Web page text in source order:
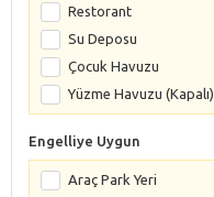
Restorant
Su Deposu
Çocuk Havuzu
Yüzme Havuzu (Kapalı)
Engelliye Uygun
Araç Park Yeri